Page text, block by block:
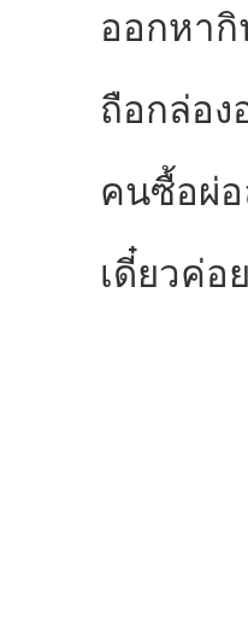
ออกหากิ
ถือกล่อง
คนซื้อผ่อ
เดี๋ยวค่อ